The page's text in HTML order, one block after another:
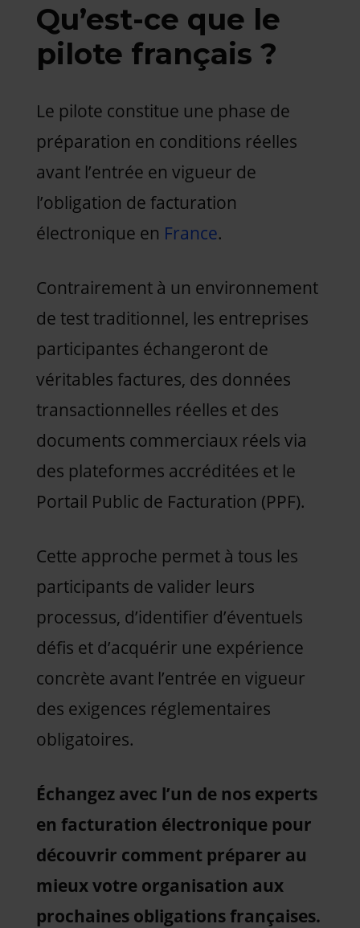
Qu’est-ce que le
pilote français ?
Le pilote constitue une phase de
préparation en conditions réelles
avant l’entrée en vigueur de
l’obligation de facturation
électronique en France.
Contrairement à un environnement
de test traditionnel, les entreprises
participantes échangeront de
véritables factures, des données
transactionnelles réelles et des
documents commerciaux réels via
des plateformes accréditées et le
Portail Public de Facturation (PPF).
Cette approche permet à tous les
participants de valider leurs
processus, d’identifier d’éventuels
défis et d’acquérir une expérience
concrète avant l’entrée en vigueur
des exigences réglementaires
obligatoires.
Échangez avec l’un de nos experts
en facturation électronique pour
découvrir comment préparer au
mieux votre organisation aux
prochaines obligations françaises.